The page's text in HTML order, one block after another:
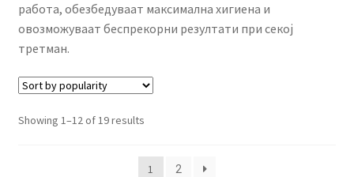
КОШНИЧКА
НАШИ БРЕНДОВИ ЗА КОЗМЕТИКА И ФРИЗЕРАЈ
ПЛАЌАЊЕ
работа, обезбедуваат максимална хигиена и
овозможуваат беспрекорни резултати при секој
третман.
Showing 1–12 of 19 results
1 2